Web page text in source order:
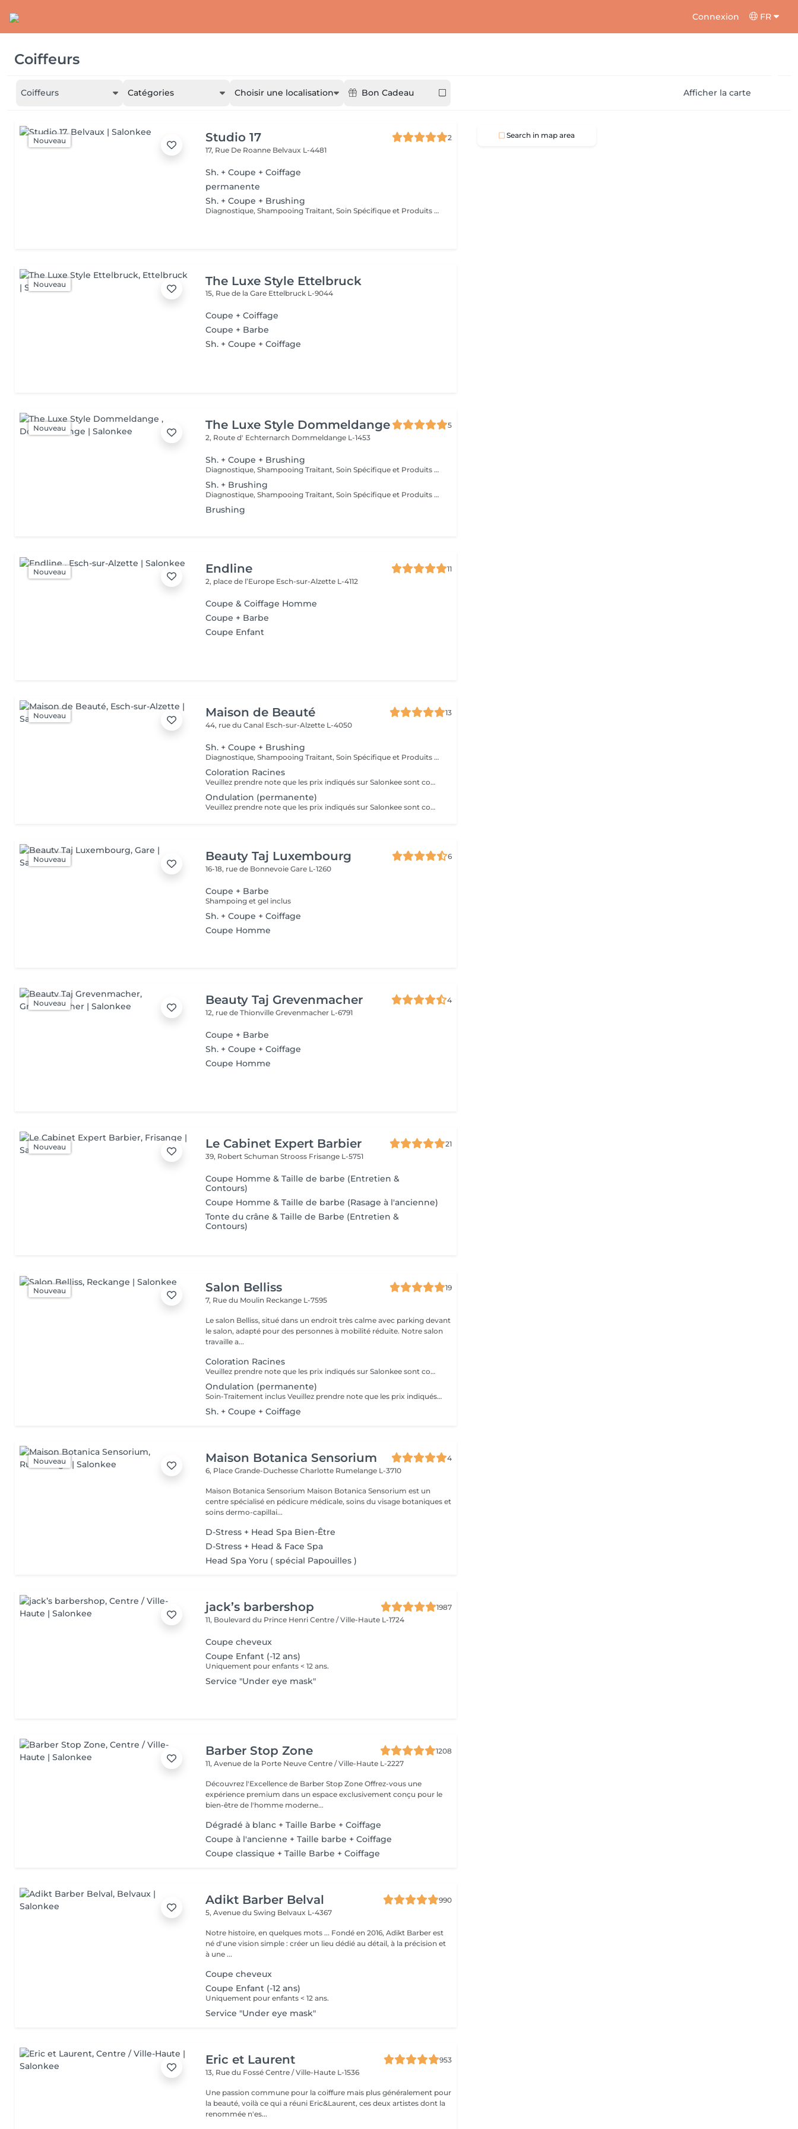
Connexion FR
Coiffeurs
Coiffeurs Catégories Choisir une localisation Bon Cadeau Afficher la carte
Nouveau Studio 17
2
17, Rue De Roanne Belvaux L-4481
Sh. + Coupe + Coiffage
permanente
Sh. + Coupe + Brushing
Diagnostique, Shampooing Traitant, Soin Spécifique et Produits Coiffants inclus
Nouveau The Luxe Style Ettelbruck
15, Rue de la Gare Ettelbruck L-9044
Coupe + Coiffage
Coupe + Barbe
Sh. + Coupe + Coiffage
Nouveau The Luxe Style Dommeldange
5
2, Route d' Echternarch Dommeldange L-1453
Sh. + Coupe + Brushing
Diagnostique, Shampooing Traitant, Soin Spécifique et Produits Coiffants inclus
Sh. + Brushing
Diagnostique, Shampooing Traitant, Soin Spécifique et Produits Coiffants inclus
Brushing
Nouveau Endline
11
2, place de l’Europe Esch-sur-Alzette L-4112
Coupe & Coiffage Homme
Coupe + Barbe
Coupe Enfant
Nouveau Maison de Beauté
13
44, rue du Canal Esch-sur-Alzette L-4050
Sh. + Coupe + Brushing
Diagnostique, Shampooing Traitant, Soin Spécifique et Produits Coiffants inclus
Coloration Racines
Veuillez prendre note que les prix indiqués sur Salonkee sont communiqués à titre informatif et s'entendent de base. Ces derniers sont susceptibles de varier selon le diagnostic réalisé à votre arrivée au salon et l'expertise du professionnel à qui vous confiez votre beauté. Dans tous les cas, un devis précis vous sera proposé et toutes réalisations de prestations seront effectuées avec votre accord. Un grand merci d'avance pour votre compréhension. Au plaisir de vous recevoir très vite.
Ondulation (permanente)
Veuillez prendre note que les prix indiqués sur Salonkee sont communiqués à titre informatif et s'entendent de base. Ces derniers sont susceptibles de varier selon le diagnostic réalisé à votre arrivée au salon et l'expertise du professionnel à qui vous confiez votre beauté. Dans tous les cas, un devis précis vous sera proposé et toutes réalisations de prestations seront effectuées avec votre accord. Un grand merci d'avance pour votre compréhension. Au plaisir de vous recevoir très vite.
Nouveau Beauty Taj Luxembourg
6
16-18, rue de BonnevoieGare L-1260
Coupe + Barbe
Shampoing et gel inclus
Sh. + Coupe + Coiffage
Coupe Homme
Nouveau Beauty Taj Grevenmacher
4
12, rue de ThionvilleGrevenmacher L-6791
Coupe + Barbe
Sh. + Coupe + Coiffage
Coupe Homme
Nouveau Le Cabinet Expert Barbier
21
39, Robert Schuman Strooss Frisange L-5751
Coupe Homme & Taille de barbe (Entretien &
Contours)
Coupe Homme & Taille de barbe (Rasage à l'ancienne)
Tonte du crâne & Taille de Barbe (Entretien &
Contours)
Nouveau Salon Belliss
19
7, Rue du Moulin Reckange L-7595
Le salon Belliss, situé dans un endroit très calme avec parking devant
le salon, adapté pour des personnes à mobilité réduite. Notre salon
travaille a...
Coloration Racines
Veuillez prendre note que les prix indiqués sur Salonkee sont communiqués à titre informatif et s'entendent de base. Ces derniers sont susceptibles de varier selon le diagnostic réalisé à votre arrivée au salon et l'expertise du professionnel à qui vous confiez votre beauté. Dans tous les cas, un devis précis vous sera proposé et toutes réalisations de prestations seront effectuées avec votre accord. Un grand merci d'avance pour votre compréhension. Au plaisir de vous recevoir très vite.
Ondulation (permanente)
Soin-Traitement inclus Veuillez prendre note que les prix indiqués sur Salonkee sont communiqués à titre informatif et s'entendent de base. Ces derniers sont susceptibles de varier selon le diagnostic réalisé à votre arrivée au salon et l'expertise du professionnel à qui vous confiez votre beauté. Dans tous les cas, un devis précis vous sera proposé et toutes réalisations de prestations seront effectuées avec votre accord. Un grand merci d'avance pour votre compréhension. Au plaisir de vous recevoir très vite.
Sh. + Coupe + Coiffage
Nouveau Maison Botanica Sensorium
4
6, Place Grande-Duchesse Charlotte Rumelange L-3710
Maison Botanica Sensorium Maison Botanica Sensorium est un
centre spécialisé en pédicure médicale, soins du visage botaniques et
soins dermo-capillai...
D-Stress + Head Spa Bien-Être
D-Stress + Head & Face Spa
Head Spa Yoru ( spécial Papouilles )
jack’s barbershop
1987
11, Boulevard du Prince HenriCentre / Ville-Haute L-1724
Coupe cheveux
Coupe Enfant (-12 ans)
Uniquement pour enfants < 12 ans.
Service "Under eye mask"
Barber Stop Zone
1208
11, Avenue de la Porte NeuveCentre / Ville-Haute L-2227
Découvrez l'Excellence de Barber Stop Zone Offrez-vous une
expérience premium dans un espace exclusivement conçu pour le
bien-être de l'homme moderne...
Dégradé à blanc + Taille Barbe + Coiffage
Coupe à l'ancienne + Taille barbe + Coiffage
Coupe classique + Taille Barbe + Coiffage
Adikt Barber Belval
990
5, Avenue du Swing Belvaux L-4367
Notre histoire, en quelques mots ... Fondé en 2016, Adikt Barber est
né d'une vision simple : créer un lieu dédié au détail, à la précision et
à une ...
Coupe cheveux
Coupe Enfant (-12 ans)
Uniquement pour enfants < 12 ans.
Service "Under eye mask"
Eric et Laurent
953
13, Rue du FosséCentre / Ville-Haute L-1536
Une passion commune pour la coiffure mais plus généralement pour
la beauté, voilà ce qui a réuni Eric&Laurent, ces deux artistes dont la
renommée n'es...
Search in map area